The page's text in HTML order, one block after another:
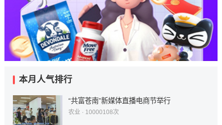
本月人气排行
“共富苍南”新媒体直播电商节举行
农业 · 10000108次